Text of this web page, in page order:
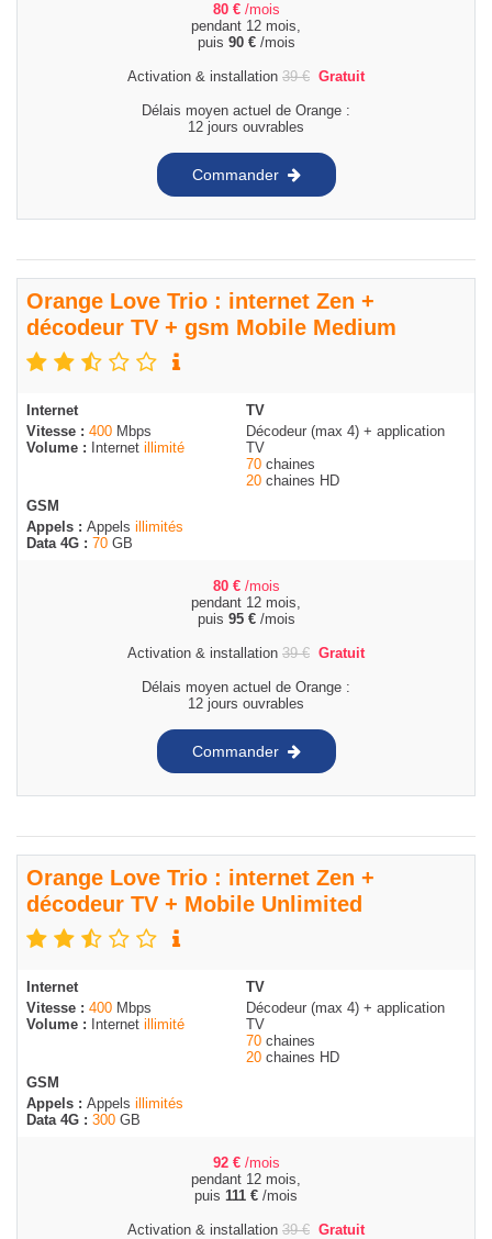
80 € /mois
pendant 12 mois,
puis 90 €/mois
Activation & installation 39€ Gratuit
Délais moyen actuel de Orange :
12 jours ouvrables
Commander
Orange Love Trio : internet Zen +
décodeur TV + gsm Mobile Medium
Internet
Vitesse : 400 Mbps
Volume :
Internet illimité
TV
Décodeur (max 4) + application
TV
70 chaines
20 chaines HD
GSM
Appels : Appels illimités
Data 4G : 70 GB
80 € /mois
pendant 12 mois,
puis 95 €/mois
Activation & installation 39€ Gratuit
Délais moyen actuel de Orange :
12 jours ouvrables
Commander
Orange Love Trio : internet Zen +
décodeur TV + Mobile Unlimited
Internet
Vitesse : 400 Mbps
Volume :
Internet illimité
TV
Décodeur (max 4) + application
TV
70 chaines
20 chaines HD
GSM
Appels : Appels illimités
Data 4G : 300 GB
92 € /mois
pendant 12 mois,
puis 111 € /mois
Activation & installation 39€ Gratuit